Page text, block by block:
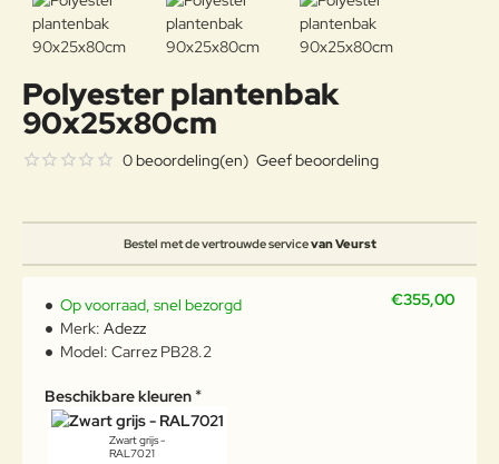
Polyester plantenbak
90x25x80cm
Bestel met de vertrouwde servicevan Veurst
0 beoordeling(en) Geef beoordeling
€355,00
Op voorraad, snel bezorgd
Merk: Adezz
Model: Carrez PB28.2
Beschikbare kleuren
Zwart grijs -
RAL7021